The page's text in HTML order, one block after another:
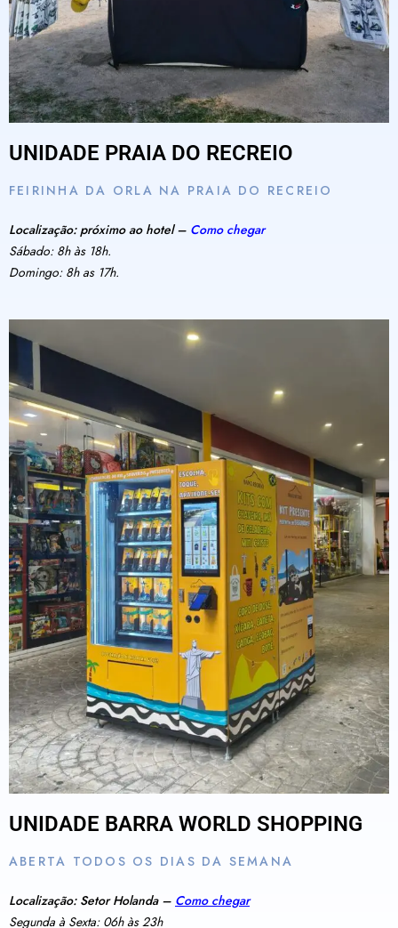
UNIDADE PRAIA DO RECREIO
FEIRINHA DA ORLA NA PRAIA DO RECREIO
Localização: próximo ao hotel – Como chegar
Sábado: 8h às 18h.
Domingo: 8h as 17h.
UNIDADE BARRA WORLD SHOPPING
ABERTA TODOS OS DIAS DA SEMANA
Localização: Setor Holanda – Como chegar
Segunda à Sexta: 06h às 23h